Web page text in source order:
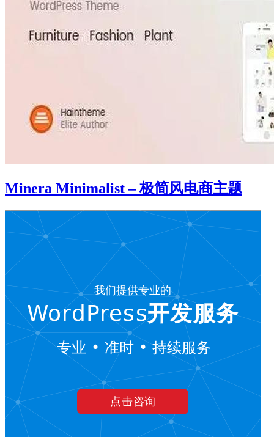
Minera Minimalist – 极简风电商主题